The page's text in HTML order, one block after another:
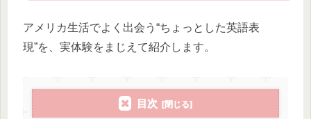
アメリカ生活でよく出会う“ちょっとした英語表
現”を、実体験をまじえて紹介します。
目次